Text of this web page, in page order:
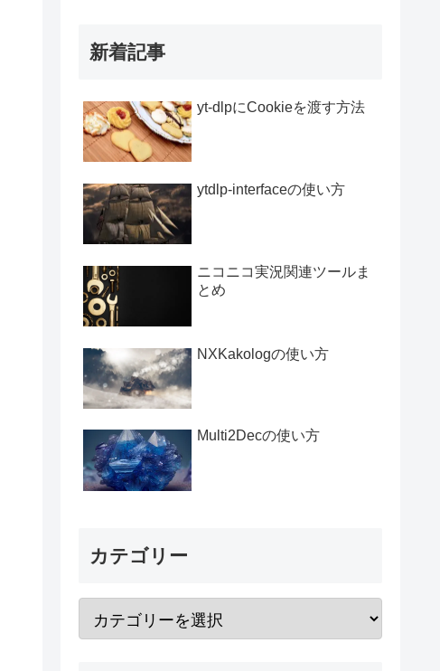
新着記事
yt-dlpにCookieを渡す方法
ytdlp-interfaceの使い方
ニコニコ実況関連ツールま
とめ
NXKakologの使い方
Multi2Decの使い方
カテゴリー